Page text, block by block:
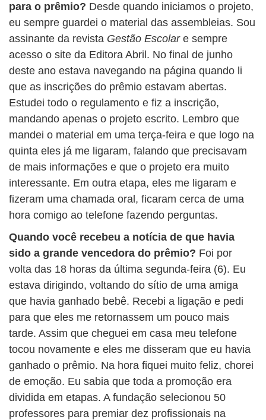
para o prêmio? Desde quando iniciamos o projeto,
eu sempre guardei o material das assembleias. Sou
assinante da revista Gestão Escolare sempre
acesso o site da Editora Abril. No final de junho
deste ano estava navegando na página quando li
que as inscrições do prêmio estavam abertas.
Estudei todo o regulamento e fiz a inscrição,
mandando apenas o projeto escrito. Lembro que
mandei o material em uma terça-feira e que logo na
quinta eles já me ligaram, falando que precisavam
de mais informações e que o projeto era muito
interessante. Em outra etapa, eles me ligaram e
fizeram uma chamada oral, ficaram cerca de uma
hora comigo ao telefone fazendo perguntas.
Quando você recebeu a notícia de que havia
sido a grande vencedora do prêmio? Foi por
volta das 18 horas da última segunda-feira (6). Eu
estava dirigindo, voltando do sítio de uma amiga
que havia ganhado bebê. Recebi a ligação e pedi
para que eles me retornassem um pouco mais
tarde. Assim que cheguei em casa meu telefone
tocou novamente e eles me disseram que eu havia
ganhado o prêmio. Na hora fiquei muito feliz, chorei
de emoção. Eu sabia que toda a promoção era
dividida em etapas. A fundação selecionou 50
professores para premiar dez profissionais na